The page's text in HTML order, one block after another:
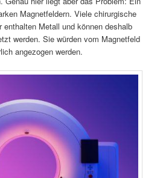
Magnetfeldern. Viele chirurgische
enthalten Metall und können deshalb
werden. Sie würden vom Magnetfeld
angezogen werden.